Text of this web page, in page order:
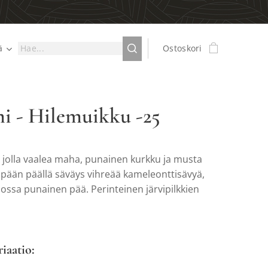
Ostoskori
- Hilemuikku -25
vaalea maha, punainen kurkku ja musta
päällä säväys vihreää kameleonttisävyä,
punainen pää. Perinteinen järvipilkkien